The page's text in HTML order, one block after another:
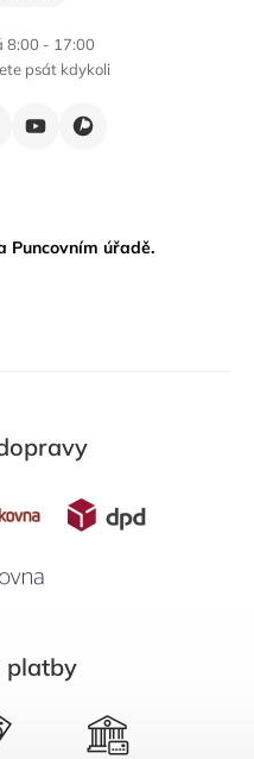
8:00 - 17:00
psát kdykoli
Puncovním úřadě.
platby